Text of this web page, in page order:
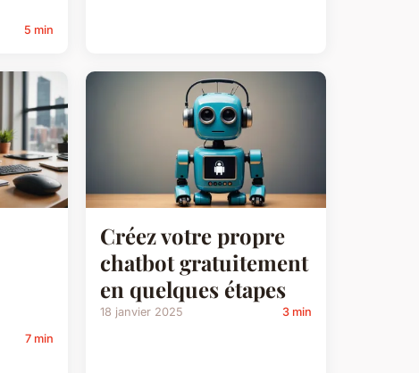
5 min
7 min
Créez votre propre
chatbot gratuitement
en quelques étapes
18 janvier 2025 3 min